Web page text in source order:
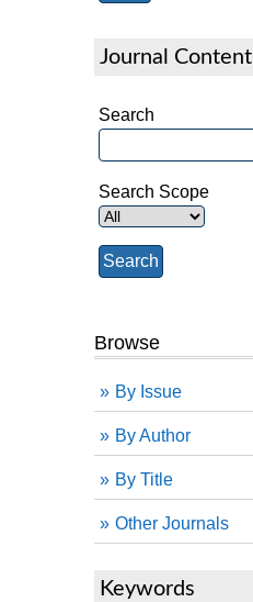
Journal Content
Search
Search Scope
Browse
By Issue
By Author
By Title
Other Journals
Keywords